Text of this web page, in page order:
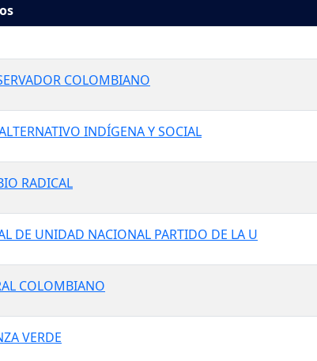
COLOMBIANO
INDÍGENA Y SOCIAL
RADICAL
DE UNIDAD NACIONAL PARTIDO DE LA U
COLOMBIANO
VERDE